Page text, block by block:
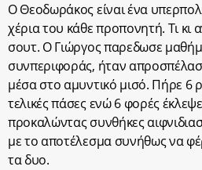
Ο Θεοδωράκος είναι ένα
χέρια του κάθε προπονητή. Τι κι
σουτ. Ο Γιώργος παρεδωσε
συνπεριφοράς, ήταν
μέσα στο αμυντικό μισό. Πήρε 6
τελικές πάσες ενώ 6 φορές
προκαλώντας συνθήκες
με το αποτέλεσμα συνήθως να
τα δυο.